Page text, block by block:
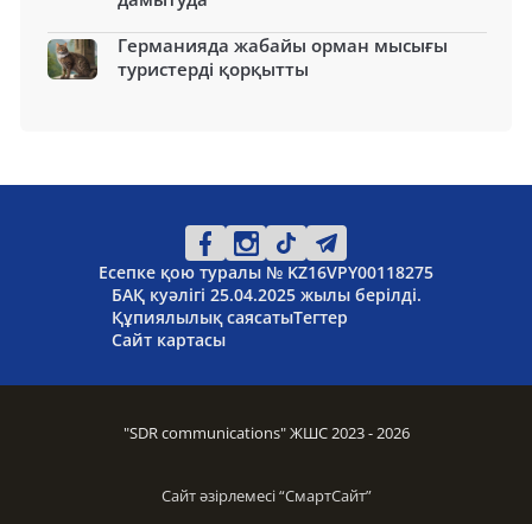
Германияда жабайы орман мысығы
туристерді қорқытты
Есепке қою туралы № KZ16VPY00118275
БАҚ куәлігі 25.04.2025 жылы берілді.
Құпиялылық саясатыТегтер
Сайт картасы
"SDR communications" ЖШС 2023 - 2026
Сайт әзірлемесі “СмартСайт”